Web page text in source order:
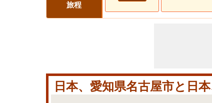
旅程
日本、愛知県名古屋市と日